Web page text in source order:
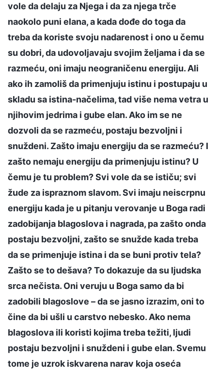
vole da delaju za Njega i da za njega trče
naokolo puni elana, a kada dođe do toga da
treba da koriste svoju nadarenost i ono u čemu
su dobri, da udovoljavaju svojim željama i da se
razmeću, oni imaju neograničenu energiju. Ali
ako ih zamoliš da primenjuju istinu i postupaju u
skladu sa istina-načelima, tad više nema vetra u
njihovim jedrima i gube elan. Ako im se ne
dozvoli da se razmeću, postaju bezvoljni i
snuždeni. Zašto imaju energiju da se razmeću? I
zašto nemaju energiju da primenjuju istinu? U
čemu je tu problem? Svi vole da se ističu; svi
žude za ispraznom slavom. Svi imaju neiscrpnu
energiju kada je u pitanju verovanje u Boga radi
zadobijanja blagoslova i nagrada, pa zašto onda
postaju bezvoljni, zašto se snužde kada treba
da se primenjuje istina i da se buni protiv tela?
Zašto se to dešava? To dokazuje da su ljudska
srca nečista. Oni veruju u Boga samo da bi
zadobili blagoslove – da se jasno izrazim, oni to
čine da bi ušli u carstvo nebesko. Ako nema
blagoslova ili koristi kojima treba težiti, ljudi
postaju bezvoljni i snuždeni i gube elan. Svemu
tome je uzrok iskvarena narav koja oseća